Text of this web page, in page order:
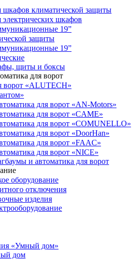
шкафов климатической защиты
электрических шкафов
19”
защиты
19”
щиты и боксы
для ворот
ворот «ALUTECH»
для ворот «AN-Motors»
для ворот «CAME»
для ворот «COMUNELLO»
для ворот «DoorHan»
для ворот «FAAC»
для ворот «NICE»
и автоматика для ворот
оборудование
отключения
изделия
«Умный дом»
дом